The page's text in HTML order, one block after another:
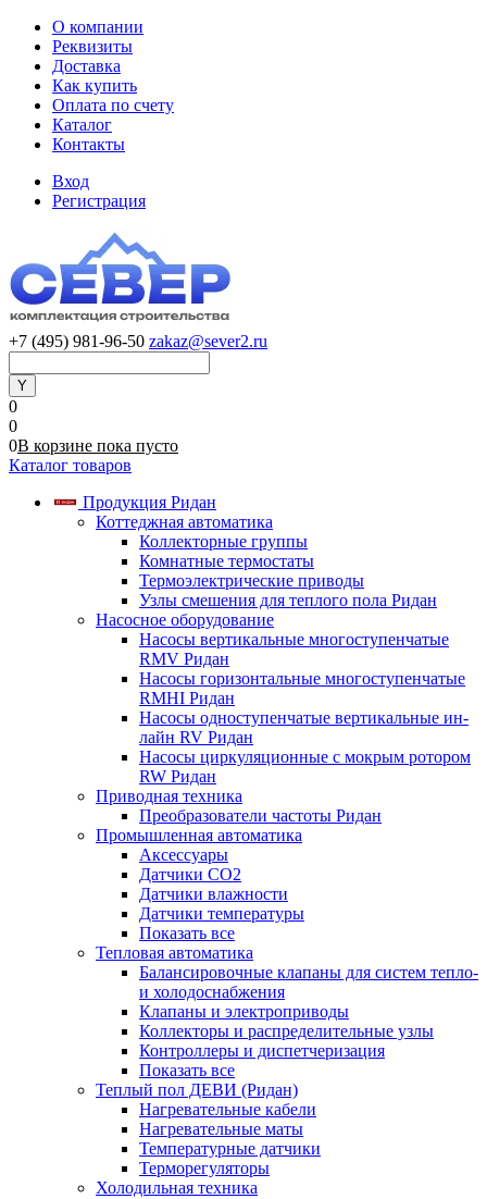
О компании
Реквизиты
Доставка
Как купить
Оплата по счету
Каталог
Контакты
Вход
Регистрация
+7 (495) 981-96-50 zakaz@sever2.ru
0
0
0В корзине пока пусто
Каталог товаров
Продукция Ридан
Коттеджная автоматика
Коллекторные группы
Комнатные термостаты
Термоэлектрические приводы
Узлы смешения для теплого пола Ридан
Насосное оборудование
Насосы вертикальные многоступенчатые
RMV Ридан
Насосы горизонтальные многоступенчатые
RMHI Ридан
Насосы одноступенчатые вертикальные ин-
лайн RV Ридан
Насосы циркуляционные с мокрым ротором
RW Ридан
Приводная техника
Преобразователи частоты Ридан
Промышленная автоматика
Аксессуары
Датчики CO2
Датчики влажности
Датчики температуры
Показать все
Тепловая автоматика
Балансировочные клапаны для систем тепло-
и холодоснабжения
Клапаны и электроприводы
Коллекторы и распределительные узлы
Контроллеры и диспетчеризация
Показать все
Теплый пол ДЕВИ (Ридан)
Нагревательные кабели
Нагревательные маты
Температурные датчики
Терморегуляторы
Холодильная техника